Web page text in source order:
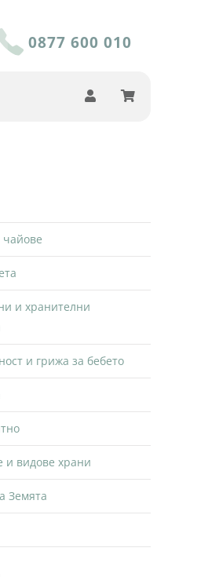
0877 600 010
и хранителни
и грижа за бебето
и видове храни
Земята